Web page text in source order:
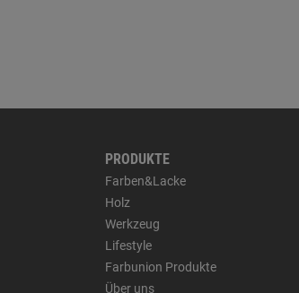
PRODUKTE
Farben&Lacke
Holz
Werkzeug
Lifestyle
Farbunion Produkte
Über uns